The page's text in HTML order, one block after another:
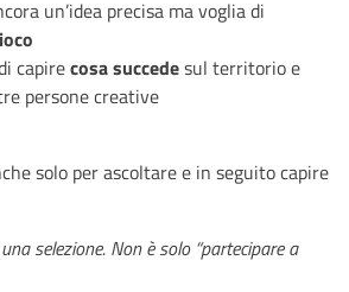
un’idea precisa ma voglia di
capirecosasuccedesul territorio e
persone creative
solo per ascoltare e in seguito capire
selezione. Non è solo “partecipare a